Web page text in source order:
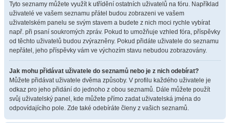
Tyto seznamy můžete využít k utřídění ostatních uživatelů na fóru. Například
uživatelé ve vašem seznamu přátel budou zobrazeni ve vašem
uživatelském panelu se svým stavem a budete z nich moci rychle vybírat
např. při psaní soukromých zpráv. Pokud to umožňuje vzhled fóra, příspěvky
od těchto uživatelů budou zvýrazněny. Pokud přidáte uživatele do seznamu
nepřátel, jeho příspěvky vám ve výchozím stavu nebudou zobrazovány.
Jak mohu přidávat uživatele do seznamů nebo je z nich odebírat?
Můžete přidávat uživatele dvěma způsoby. V profilu každého uživatele je
odkaz pro jeho přidání do jednoho z obou seznamů. Dále můžete použít
svůj uživatelský panel, kde můžete přímo zadat uživatelská jména do
odpovídajícího pole. Zde také odebíráte členy z vašich seznamů.